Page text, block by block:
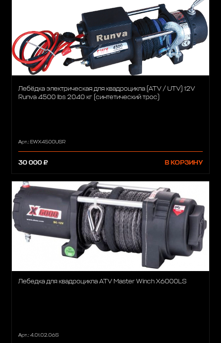
Лебёдка электрическая для квадроцикла (ATV / UTV) 12V
Runva 4500 lbs 2040 кг (синтетический трос)
Арт.: EWX4500USR
30 000 ₽ В КОРЗИНУ
Лебедка для квадроцикла ATV Master Winch X6000LS
Арт.: 4.01.02.06S